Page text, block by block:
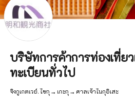
บริษัทการค้าการท่องเที่ย
ทะเบียนทั่วไป
จิงกูเกตเวย์. ไซกุ → เกะกุ → ศาลเจ้าไนกุอิเสะ